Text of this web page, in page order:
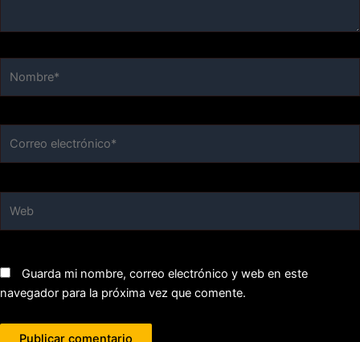
Guarda mi nombre, correo electrónico y web en este
navegador para la próxima vez que comente.